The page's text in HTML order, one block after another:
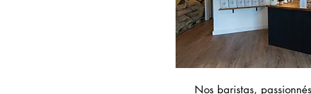
Nos baristas,